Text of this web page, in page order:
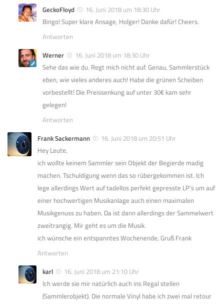
GeckoFloyd
16. Juni 2018 um 18:30 Uhr
Bingo! Super klare Ansage, Holger! Danke dafür! Cheers.
Antworten
Werner
16. Juni 2018 um 18:30 Uhr
Sehe das wie du. Regt mich nicht auf. Genau, Sammlerstück
eben, wie vieles anderes auch! Habe die grünen Scheiben
vorbestellt! Die Preissenkung auf unter 30€ kam sehr
gelegen!
Antworten
Frank Sackermann
16. Juni 2018 um 20:51 Uhr
Hey Leute,
ich wollte keinem Sammler sein Objekt der Begierde madig
machen. Tschuldigung wenn das so rübergekommen ist. Ich
lege allerdings Wert auf tadellos perfekt gepresste LP’s um auf
einer hochwertigen Musikanlage auch einen maximalen
Musikgenuss zu haben. Da ist dann allerdings der Sammelwert
zweitrangig. Mir geht es um die Musik.
ich wünsche ein entspanntes Wochenende, Gruß Frank
Antworten
karl
16. Juni 2018 um 21:10 Uhr
Ich werde sie mir natürlich auch ins Regal stellen
(Sammlerobjekt). Die normale Vinyl habe ich zwei mal retour